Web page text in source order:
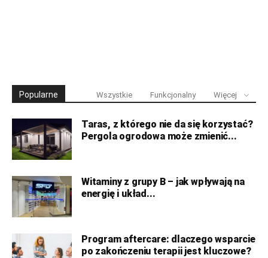
Popularne Wszystkie Funkcjonalny Więcej
Taras, z którego nie da się korzystać?
Pergola ogrodowa może zmienić...
Witaminy z grupy B – jak wpływają na
energię i układ...
Program aftercare: dlaczego wsparcie
po zakończeniu terapii jest kluczowe?